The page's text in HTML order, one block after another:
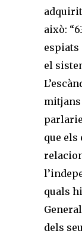
això:
espiats
el
mitjans
que els
quals
dels